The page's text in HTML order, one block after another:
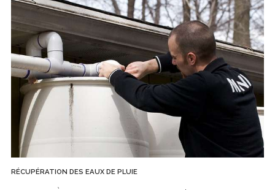
RÉCUPÉRATION DES EAUX DE PLUIE